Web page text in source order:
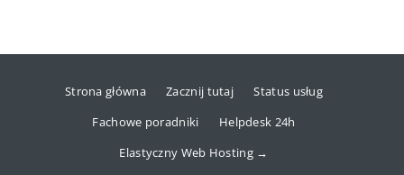
Strona główna Zacznij tutaj
Status usług
Fachowe poradniki
Helpdesk 24h
Elastyczny Web Hosting →